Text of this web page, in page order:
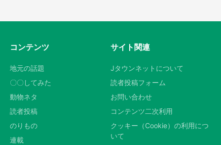
コンテンツ
地元の話題
〇〇してみた
動物ネタ
読者投稿
のりもの
連載
サイト関連
Jタウンネットについて
読者投稿フォーム
お問い合わせ
コンテンツ二次利用
クッキー（Cookie）の利用につ
いて